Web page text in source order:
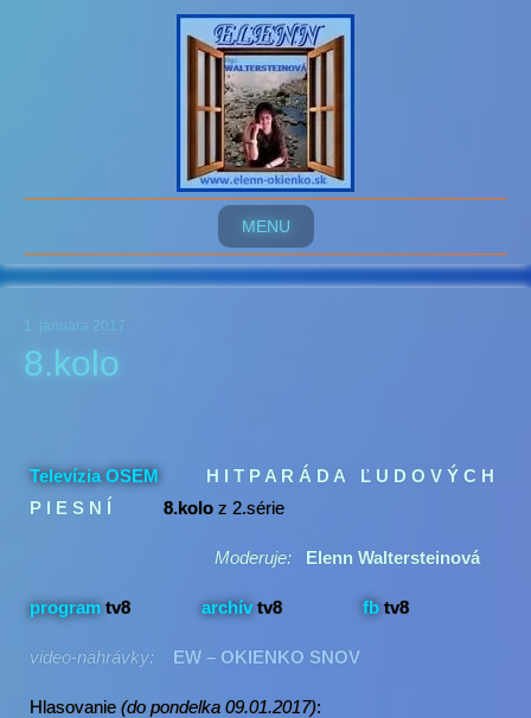
MENU
1. januára 2017
8.kolo
Televízia OSEM H I T P A R Á D A Ľ U D O V Ý C H
P I E S N Í 8.kolo z 2.série
Moderuje: Elenn Waltersteinová
program tv8 archív tv8 fb tv8
video-nahrávky: EW – OKIENKO SNOV
Hlasovanie (do pondelka 09.01.2017):